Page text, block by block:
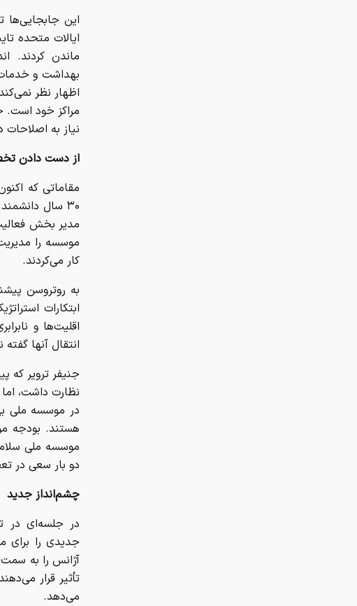
این جابجایی‌ها
ایالات متحده
ماندن کردند.
بهداشت و
اظهار نظر
مراکز خود است.
نیاز به اصلاحات
از دست دادن
مقاماتی که
۳۰ سال
مدیر بخش
موسسه را
کار می‌کردند.
به روتروسن
ابتکارات
انتقال آنها
جنیفر ترویر که
نظارت داشت،
در موسسه ملی
دو بار سعی در
چشم‌انداز جدید
جدیدی را برای
آژانس را به
تأثیر قرار
می‌دهد.